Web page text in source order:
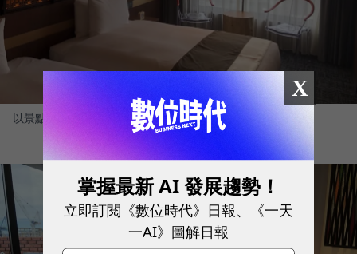
以景點九份打造的「好嚮九份Retro」。 圖／ 陳君毅攝
X
掌握最新 AI 發展趨勢！
立即訂閱《數位時代》日報、《一天
一AI》圖解日報